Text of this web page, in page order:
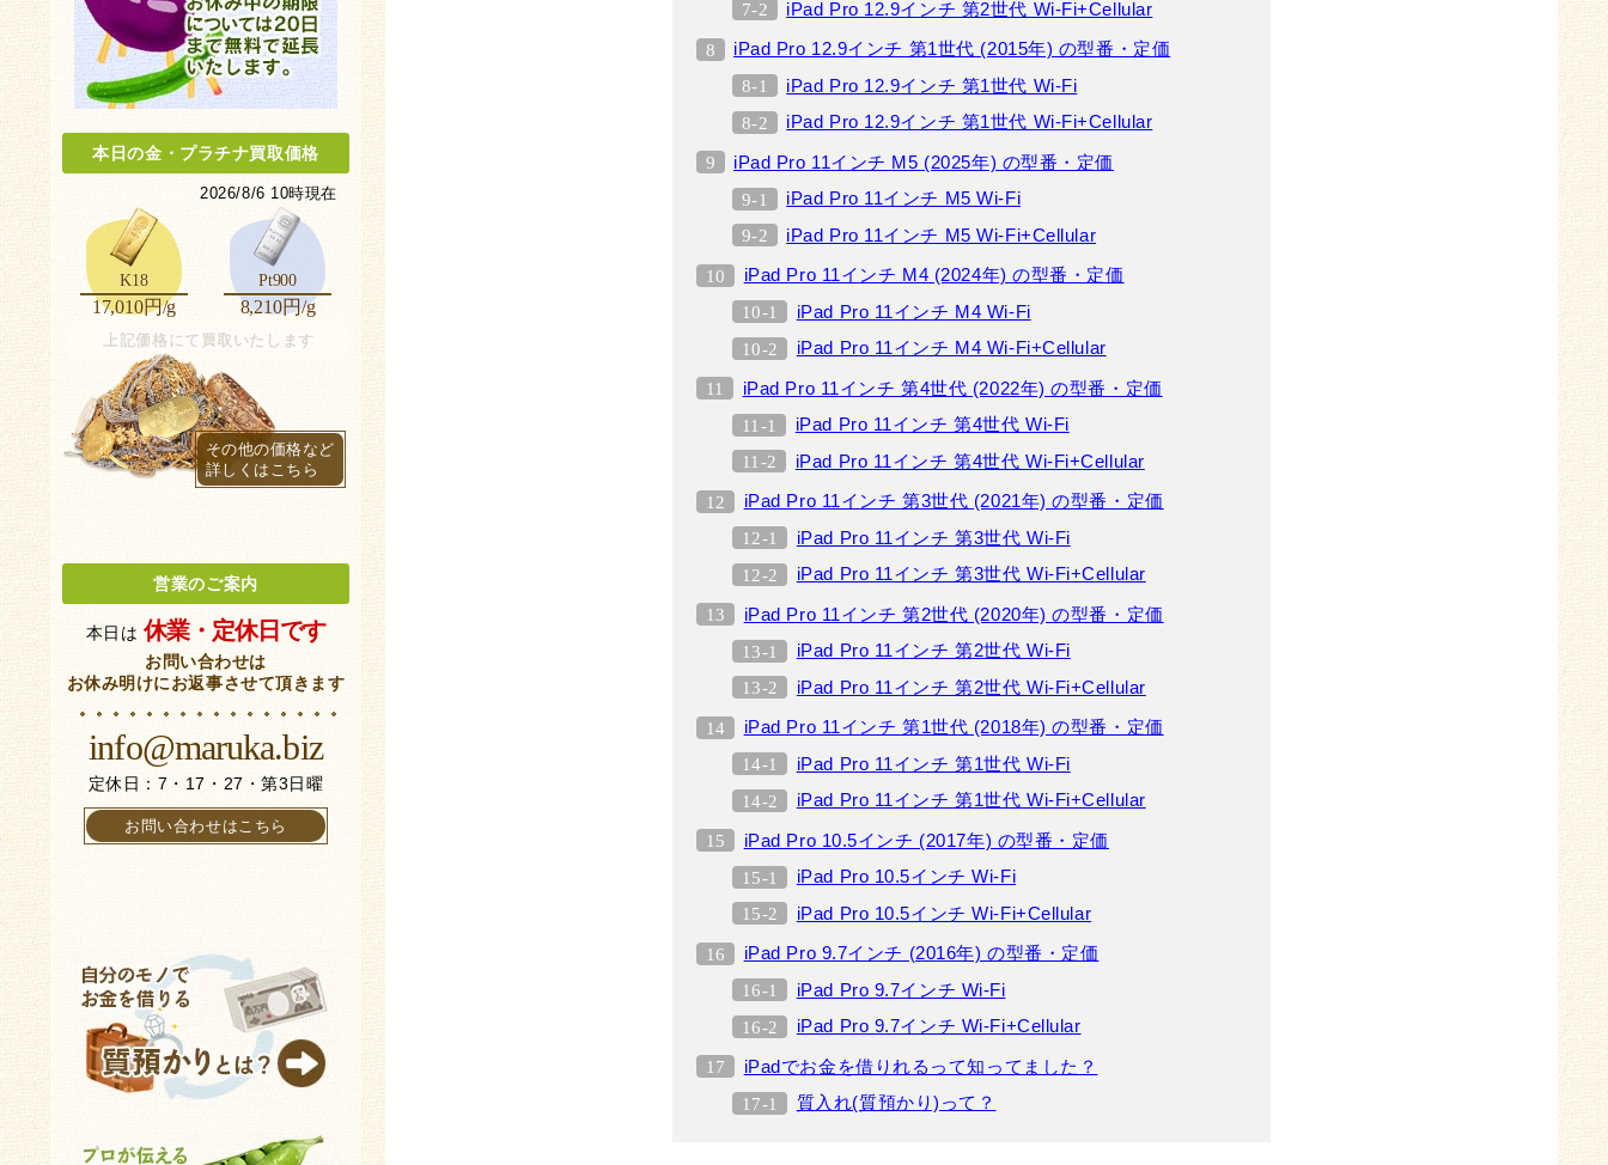
iPad Pro 12.9インチ 第2世代 Wi-Fi+Cellular
iPad Pro 12.9インチ 第1世代 (2015年) の型番・定価
iPad Pro 12.9インチ 第1世代 Wi-Fi
iPad Pro 12.9インチ 第1世代 Wi-Fi+Cellular
iPad Pro 11インチ M5 (2025年) の型番・定価
iPad Pro 11インチ M5 Wi-Fi
iPad Pro 11インチ M5 Wi-Fi+Cellular
iPad Pro 11インチ M4 (2024年) の型番・定価
iPad Pro 11インチ M4 Wi-Fi
iPad Pro 11インチ M4 Wi-Fi+Cellular
iPad Pro 11インチ 第4世代 (2022年) の型番・定価
iPad Pro 11インチ 第4世代 Wi-Fi
iPad Pro 11インチ 第4世代 Wi-Fi+Cellular
iPad Pro 11インチ 第3世代 (2021年) の型番・定価
iPad Pro 11インチ 第3世代 Wi-Fi
iPad Pro 11インチ 第3世代 Wi-Fi+Cellular
iPad Pro 11インチ 第2世代 (2020年) の型番・定価
iPad Pro 11インチ 第2世代 Wi-Fi
iPad Pro 11インチ 第2世代 Wi-Fi+Cellular
iPad Pro 11インチ 第1世代 (2018年) の型番・定価
iPad Pro 11インチ 第1世代 Wi-Fi
iPad Pro 11インチ 第1世代 Wi-Fi+Cellular
iPad Pro 10.5インチ (2017年) の型番・定価
iPad Pro 10.5インチ Wi-Fi
iPad Pro 10.5インチ Wi-Fi+Cellular
iPad Pro 9.7インチ (2016年) の型番・定価
iPad Pro 9.7インチ Wi-Fi
iPad Pro 9.7インチ Wi-Fi+Cellular
iPadでお金を借りれるって知ってました？
質入れ(質預かり)って？
本日の金 ・ プラチナ買取価格
2026/8/6 10時現在
K18
17,010円/g
Pt900
8,210円/g
上記価格にて買取いたします
その他の価格など
詳しくはこちら
営業のご案内
本日は 休業・定休日です
お問い合わせは
お休み明けにお返事させて頂きます
info@maruka.biz
定休日：7・17・27・第3日曜
お問い合わせはこちら